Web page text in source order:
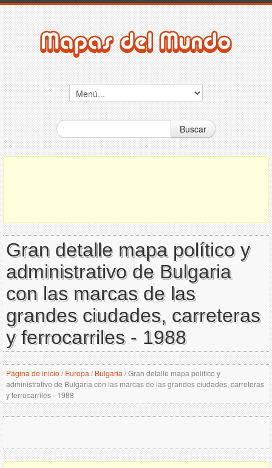
Buscar
Gran detalle mapa político y
administrativo de Bulgaria
con las marcas de las
grandes ciudades, carreteras
y ferrocarriles - 1988
Página de inicio / Europa / Bulgaria /Gran detalle mapa político y
administrativo de Bulgaria con las marcas de las grandes ciudades, carreteras
y ferrocarriles - 1988